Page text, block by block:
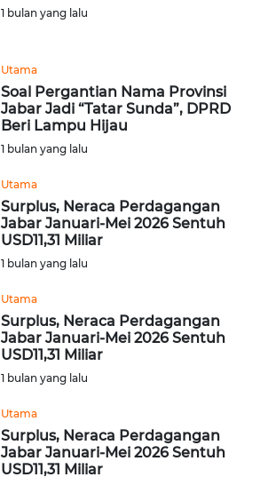
1 bulan yang lalu
Utama
Soal Pergantian Nama Provinsi
Jabar Jadi “Tatar Sunda”, DPRD
Beri Lampu Hijau
1 bulan yang lalu
Utama
Surplus, Neraca Perdagangan
Jabar Januari-Mei 2026 Sentuh
USD11,31 Miliar
1 bulan yang lalu
Utama
Surplus, Neraca Perdagangan
Jabar Januari-Mei 2026 Sentuh
USD11,31 Miliar
1 bulan yang lalu
Utama
Surplus, Neraca Perdagangan
Jabar Januari-Mei 2026 Sentuh
USD11,31 Miliar